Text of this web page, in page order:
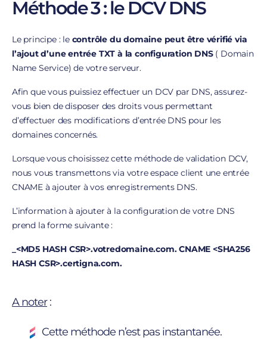
Méthode 3 : le DCV DNS
Le principe : le contrôle du domaine peut être vérifié via
l’ajout d’une entrée TXT à la configuration DNS( Domain
Name Service) de votre serveur.
Afin que vous puissiez effectuer un DCV par DNS, assurez-
vous bien de disposer des droits vous permettant
d’effectuer des modifications d’entrée DNS pour les
domaines concernés.
Lorsque vous choisissez cette méthode de validation DCV,
nous vous transmettons via votre espace client une entrée
CNAME à ajouter à vos enregistrements DNS.
L’information à ajouter à la configuration de votre DNS
prend la forme suivante :
_<MD5 HASH CSR>.votredomaine.com. CNAME <SHA256
HASH CSR>.certigna.com.
A noter:
Cette méthode n’est pas instantanée.